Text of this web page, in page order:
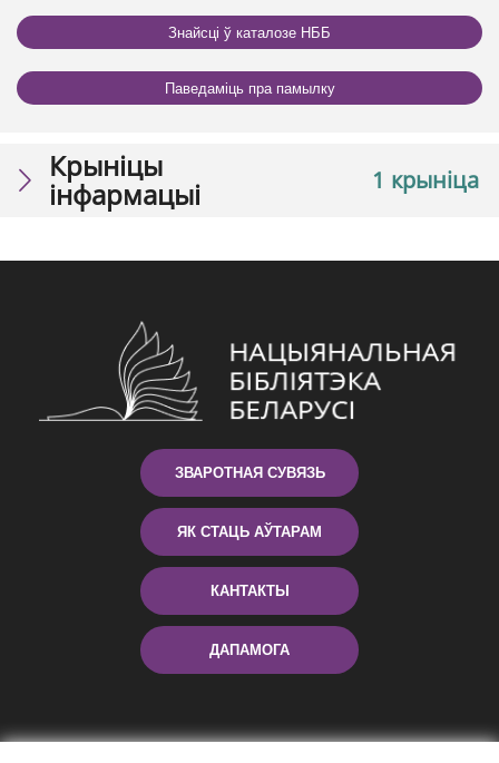
Знайсці ў каталозе НББ
Паведаміць пра памылку
1 крыніца
Крыніцы
інфармацыі
ЗВАРОТНАЯ СУВЯЗЬ
ЯК СТАЦЬ АЎТАРАМ
КАНТАКТЫ
ДАПАМОГА